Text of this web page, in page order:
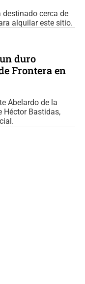
cerca de
alquilar este sitio.
duro
Frontera en
Abelardo de la
Héctor Bastidas,